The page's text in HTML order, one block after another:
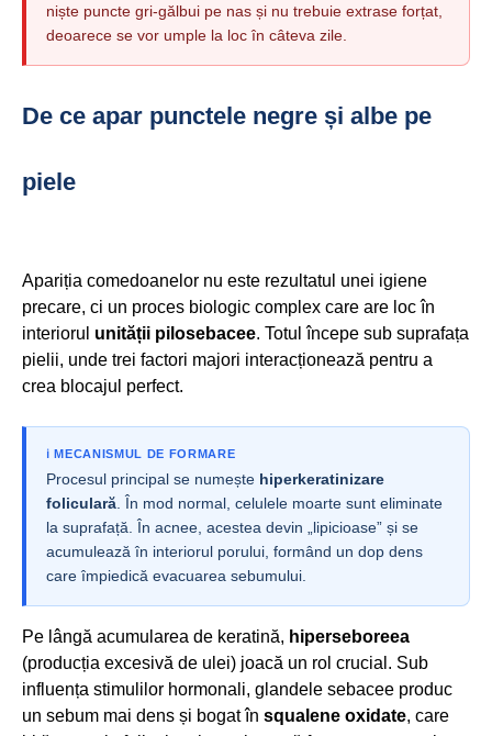
niște puncte gri-gălbui pe nas și nu trebuie extrase forțat,
deoarece se vor umple la loc în câteva zile.
De ce apar punctele negre și albe pe
piele
Apariția comedoanelor nu este rezultatul unei igiene
precare, ci un proces biologic complex care are loc în
interiorul unității pilosebacee. Totul începe sub suprafața
pielii, unde trei factori majori interacționează pentru a
crea blocajul perfect.
ℹ️ MECANISMUL DE FORMARE
Procesul principal se numește hiperkeratinizare
foliculară . În mod normal, celulele moarte sunt eliminate
la suprafață. În acnee, acestea devin „lipicioase” și se
acumulează în interiorul porului, formând un dop dens
care împiedică evacuarea sebumului.
Pe lângă acumularea de keratină, hiperseboreea
(producția excesivă de ulei) joacă un rol crucial. Sub
influența stimulilor hormonali, glandele sebacee produc
un sebum mai dens și bogat în squalene oxidate, care